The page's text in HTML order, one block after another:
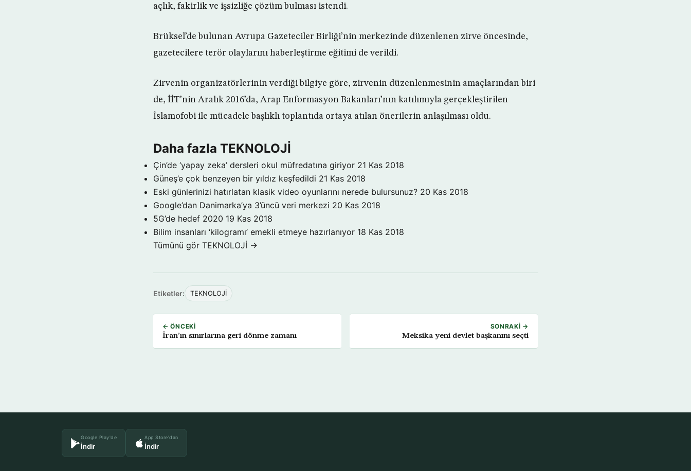
açlık, fakirlik ve işsizliğe çözüm bulması istendi.
Brüksel’de bulunan Avrupa Gazeteciler Birliği’nin merkezinde düzenlenen zirve öncesinde,
gazetecilere terör olaylarını haberleştirme eğitimi de verildi.
Zirvenin organizatörlerinin verdiği bilgiye göre, zirvenin düzenlenmesinin amaçlarından biri
de, İİT’nin Aralık 2016’da, Arap Enformasyon Bakanları’nın katılımıyla gerçekleştirilen
İslamofobi ile mücadele başlıklı toplantıda ortaya atılan önerilerin anlaşılması oldu.
Daha fazla TEKNOLOJİ
Çin’de ‘yapay zeka’ dersleri okul müfredatına giriyor 21 Kas 2018
Güneş’e çok benzeyen bir yıldız keşfedildi 21 Kas 2018
Eski günlerinizi hatırlatan klasik video oyunlarını nerede bulursunuz? 20 Kas 2018
Google’dan Danimarka’ya 3’üncü veri merkezi 20 Kas 2018
5G’de hedef 2020 19 Kas 2018
Bilim insanları ‘kilogramı’ emekli etmeye hazırlanıyor 18 Kas 2018
Tümünü gör TEKNOLOJİ →
Etiketler: TEKNOLOJİ
← ÖNCEKI
İran’ın sınırlarına geri dönme zamanı
SONRAKI →
Meksika yeni devlet başkanını seçti
Google Play'de
İndir
App Store'dan
İndir